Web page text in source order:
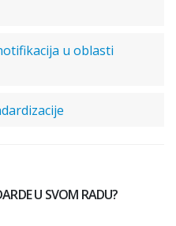
u oblasti
U SVOM RADU?